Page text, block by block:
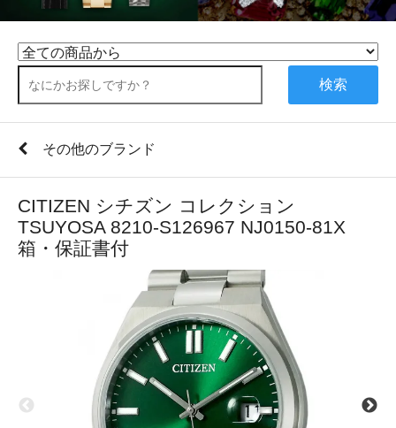
検索
その他のブランド
CITIZEN シチズン コレクション
TSUYOSA 8210-S126967 NJ0150-81X
箱・保証書付